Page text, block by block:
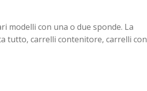
modelli con una o due sponde. La
tutto, carrelli contenitore, carrelli con